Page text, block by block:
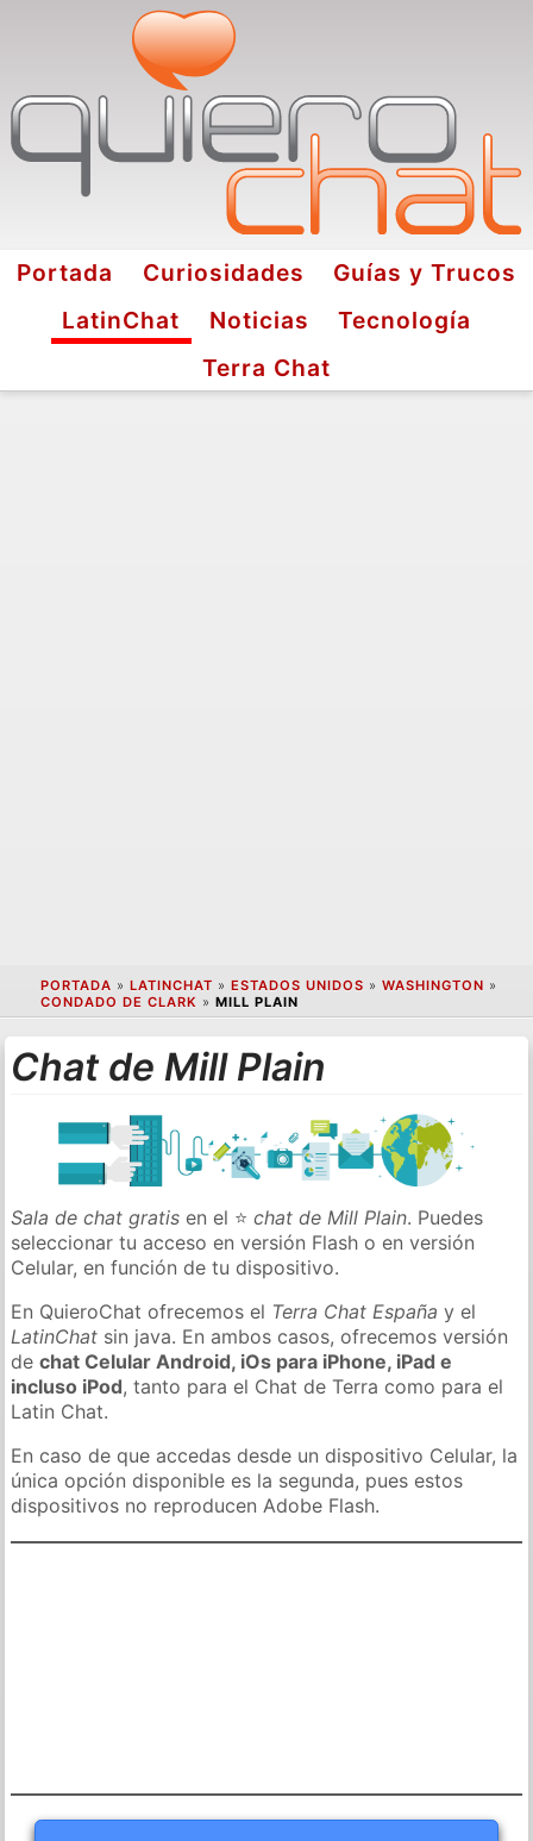
Portada Curiosidades
Guías y Trucos
LatinChat
Noticias
Tecnología
Terra Chat
PORTADA » LATINCHAT » ESTADOS UNIDOS » WASHINGTON »
CONDADO DE CLARK » MILL PLAIN
Chat de Mill Plain
Sala de chat gratis en el ⭐chat de Mill Plain. Puedes
seleccionar tu acceso en versión Flash o en versión
Celular, en función de tu dispositivo.
En QuieroChat ofrecemos el Terra Chat España y el
LatinChat sin java. En ambos casos, ofrecemos versión
dechat Celular Android, iOs para iPhone, iPad e
incluso iPod, tanto para el Chat de Terra como para el
Latin Chat.
En caso de que accedas desde un dispositivo Celular, la
única opción disponible es la segunda, pues estos
dispositivos no reproducen Adobe Flash.